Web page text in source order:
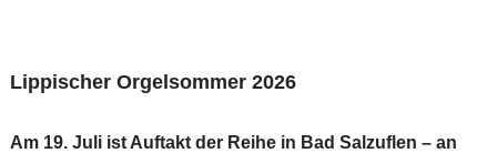
Lippischer Orgelsommer 2026
Am 19. Juli ist Auftakt der Reihe in Bad Salzuflen – an